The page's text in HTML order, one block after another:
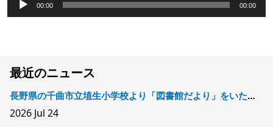
声
ヤ
00:00 00:00
最近のニュース
長野県の千曲市立埴生小学校より「図書館だより」をいただきました
2026 Jul 24